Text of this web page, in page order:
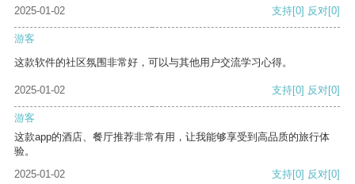
2025-01-02 支持[0] 反对[0]
游客
这款软件的社区氛围非常好，可以与其他用户交流学习心得。
2025-01-02 支持[0] 反对[0]
游客
这款app的酒店、餐厅推荐非常有用，让我能够享受到高品质的旅行体
验。
2025-01-02
支持[0] 反对[0]